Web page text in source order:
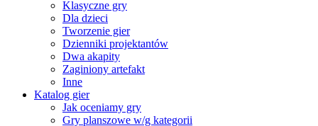
Klasyczne gry
Dla dzieci
Tworzenie gier
Dzienniki projektantów
Dwa akapity
Zaginiony artefakt
Inne
Katalog gier
Jak oceniamy gry
Gry planszowe w/g kategorii